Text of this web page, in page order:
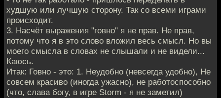
худшую или лучшую сторону. Так со всеми играми
происходит.
3. Насчёт выражения "говно" я не прав. Не прав,
потому что я в это слово вложил весь смысл. Но вы
моего смысла в словах не слышали и не видели...
Каюсь.
Итак: Говно - это: 1. Неудобно (невсегда удобно), Не
совсем красиво (иногда ужасно), не работоспособно
(что, слава богу, в игре Storm - я не заметил)